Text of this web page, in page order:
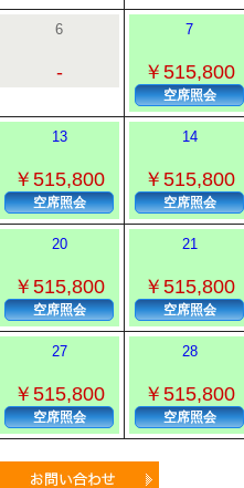
6
-
7
￥515,800
空席照会
13
￥515,800
空席照会
14
￥515,800
空席照会
20
￥515,800
空席照会
21
￥515,800
空席照会
27
￥515,800
空席照会
28
￥515,800
空席照会